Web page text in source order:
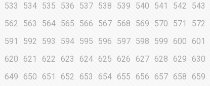
533 534 535 536 537 538 539 540 541 542 543
562 563 564 565 566 567 568 569 570 571 572
591 592 593 594 595 596 597 598 599 600 601
620 621 622 623 624 625 626 627 628 629 630
649 650 651 652 653 654 655 656 657 658 659